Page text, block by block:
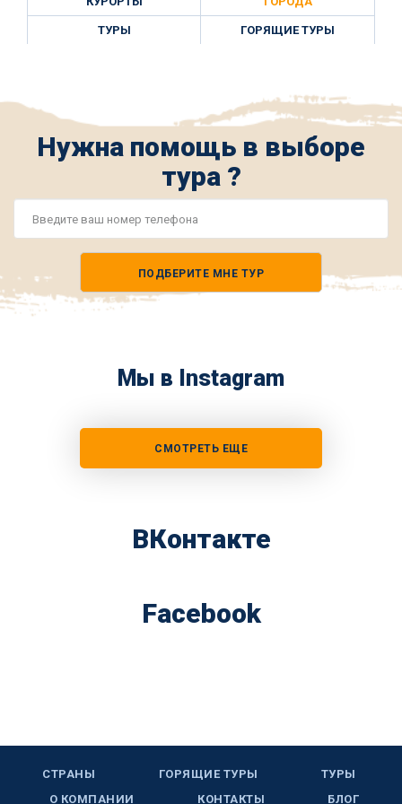
ТУРЫ ГОРЯЩИЕ ТУРЫ
Нужна помощь в выборе
тура ?
ПОДБЕРИТЕ МНЕ ТУР
Мы в Instagram
СМОТРЕТЬ ЕЩЕ
ВКонтакте
Facebook
СТРАНЫ ГОРЯЩИЕ ТУРЫ
ТУРЫ
О КОМПАНИИ
КОНТАКТЫ БЛОГ